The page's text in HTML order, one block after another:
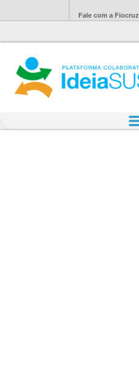
Fale com a Fiocruz